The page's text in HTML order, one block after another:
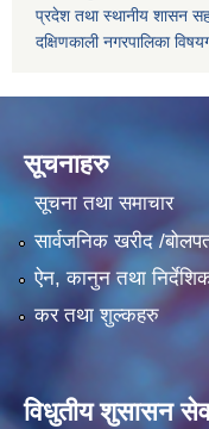
प्रदेश तथा स्थानीय शासन
दक्षिणकाली नगरपालिका
सूचनाहरु
सूचना तथा समाचार
सार्वजनिक खरीद /
ऐन, कानुन तथा
कर तथा शुल्कहरु
विधुतीय शुसासन